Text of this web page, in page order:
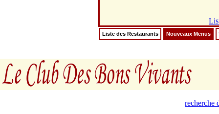
Liste des Restaurants Nouveaux Menus
recherche